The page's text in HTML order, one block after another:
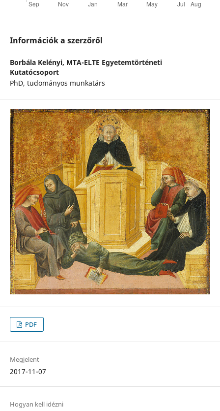
Információk a szerzőről
Borbála Kelényi, MTA-ELTE Egyetemtörténeti
Kutatócsoport
PhD, tudományos munkatárs
PDF
Megjelent
2017-11-07
Hogyan kell idézni